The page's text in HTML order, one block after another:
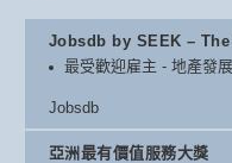
Jobsdb by SEEK –
最受歡迎雇主 - 地產發
Jobsdb
亞洲最有價值服務大獎